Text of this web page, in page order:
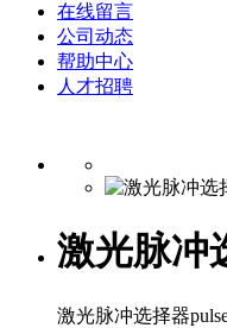
在线留言
公司动态
帮助中心
人才招聘
激光脉冲
激光脉冲选择器